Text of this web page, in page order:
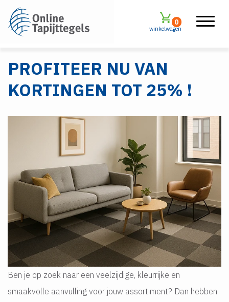
winkelwagen
0
PROFITEER NU VAN
KORTINGEN TOT 25% !
Ben je op zoek naar een veelzijdige, kleurrijke en
smaakvolle aanvulling voor jouw assortiment? Dan hebben